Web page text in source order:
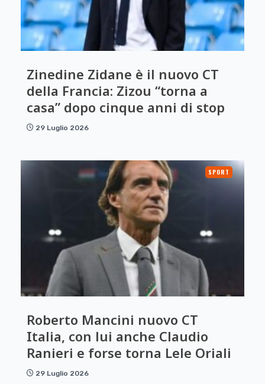
Zinedine Zidane è il nuovo CT
della Francia: Zizou “torna a
casa” dopo cinque anni di stop
29 Luglio 2026
SPORT
Roberto Mancini nuovo CT
Italia, con lui anche Claudio
Ranieri e forse torna Lele Oriali
29 Luglio 2026